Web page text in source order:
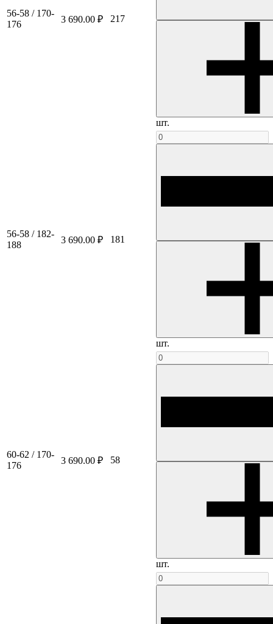
56-58 / 170-
176
3 690.00 ₽ 217
шт.
56-58 / 182-
188
3 690.00 ₽ 181
шт.
60-62 / 170-
176
3 690.00 ₽ 58
шт.